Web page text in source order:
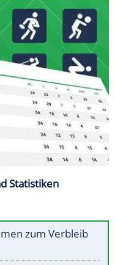
Statistiken
zum Verbleib